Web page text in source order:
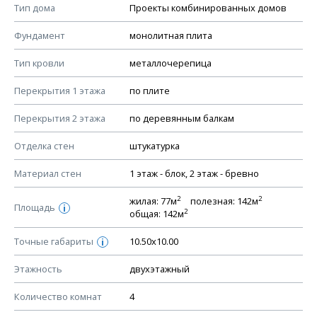
Тип дома Проекты комбинированных домов
Фундамент монолитная плита
Тип кровли металлочерепица
Перекрытия 1 этажа по плите
Перекрытия 2 этажа по деревянным балкам
Отделка стен штукатурка
Материал стен 1 этаж - блок, 2 этаж - бревно
Площадь i
жилая: 77м2 полезная: 142м2
общая: 142м2
Точные габариты i 10.50х10.00
Этажность двухэтажный
Количество комнат 4
КОНСТРУКТИВНЫЕ РЕШЕНИЯ (КР)
Ведомость рабочих чертежей основного комплекта КР
План фундамента
Устройство фундамента, спецификация материалов
Планы перекрытий этажей, спецификация элементов
Устройство перекрытий
Устройство стен
Спецификация материалов стен
Схема расположения лаг чердака (если есть)
Схема расположения элементов стропил
Спецификация элементов стропил
Устройство стропильной системы
Узлы устройства кровли